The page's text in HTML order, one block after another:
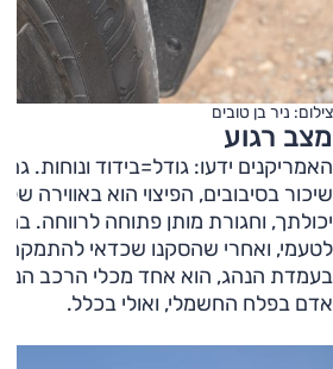
צילום: ניר בן טובים
מצב רגוע
האמריקנים ידעו: גודל=בידוד ונוחות.
שיכור בסיבובים, הפיצוי הוא באווירה
לטעמי, ואחרי שהסקנו שכדאי להתמקם
בעמדת הנהג, הוא אחד מכלי הרכב
אדם בפלח החשמלי, ואולי בכלל.